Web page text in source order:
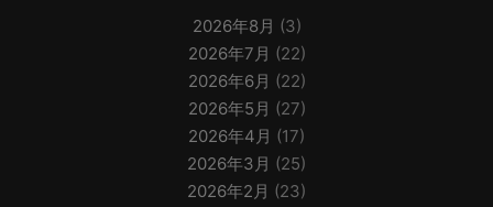
2026年8月 (3)
2026年7月 (22)
2026年6月 (22)
2026年5月 (27)
2026年4月 (17)
2026年3月 (25)
2026年2月 (23)